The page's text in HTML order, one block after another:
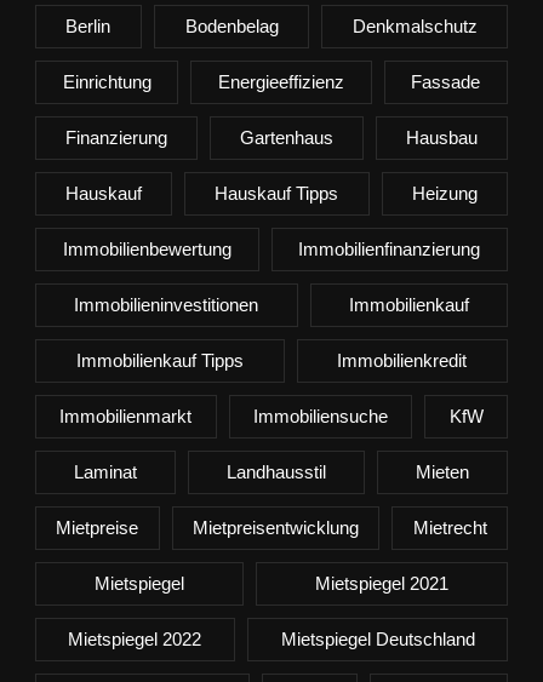
Berlin Bodenbelag Denkmalschutz
Einrichtung Energieeffizienz Fassade
Finanzierung Gartenhaus Hausbau
Hauskauf Hauskauf Tipps Heizung
Immobilienbewertung Immobilienfinanzierung
Immobilieninvestitionen Immobilienkauf
Immobilienkauf Tipps Immobilienkredit
Immobilienmarkt Immobiliensuche KfW
Laminat Landhausstil Mieten
Mietpreise Mietpreisentwicklung Mietrecht
Mietspiegel Mietspiegel 2021
Mietspiegel 2022 Mietspiegel Deutschland